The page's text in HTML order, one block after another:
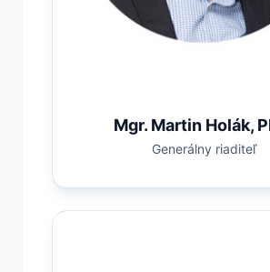
Mgr. Martin Holák,
Generálny riaditeľ